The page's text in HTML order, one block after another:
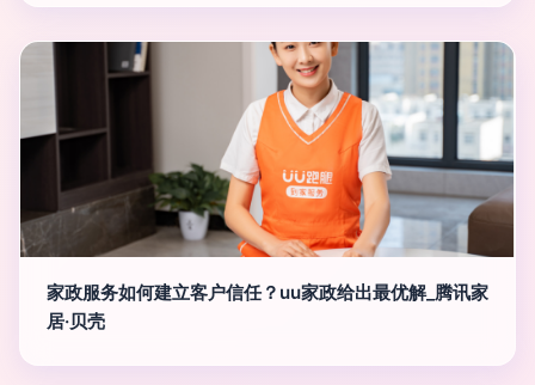
家政服务如何建立客户信任？uu家政给出最优解_腾讯家
居·贝壳